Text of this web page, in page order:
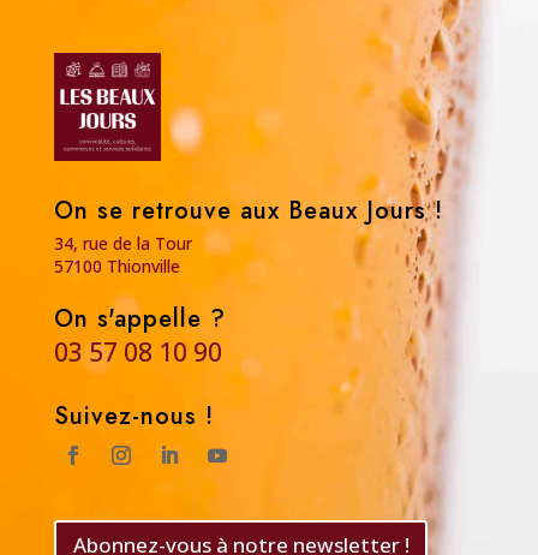
On se retrouve aux Beaux Jours !
34, rue de la Tour
57100 Thionville
On s'appelle ?
03 57 08 10 90
Suivez-nous !
Abonnez-vous à notre newsletter !